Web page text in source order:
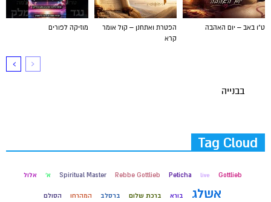
מוזיקה לפורים
הפטרת ואתחנן – קול אומר
קרא
ט"ו באב – יום האהבה
בבנייה
Tag Cloud
Gottlieb
live
Peticha
Rebbe Gottlieb
Spiritual Master א' אלול
אשלג בורא ברכת שלום ברסלב המהרחו הסולם